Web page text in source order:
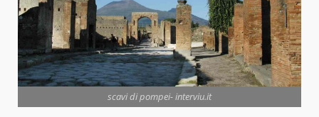
scavi di pompei- interviu.it